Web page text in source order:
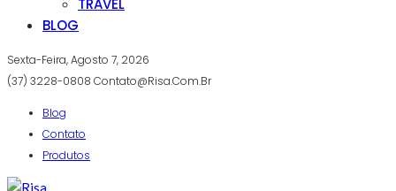
TRAVEL
BLOG
Sexta-Feira, Agosto 7, 2026
(37) 3228-0808 Contato@risa.com.br
Blog
Contato
Produtos